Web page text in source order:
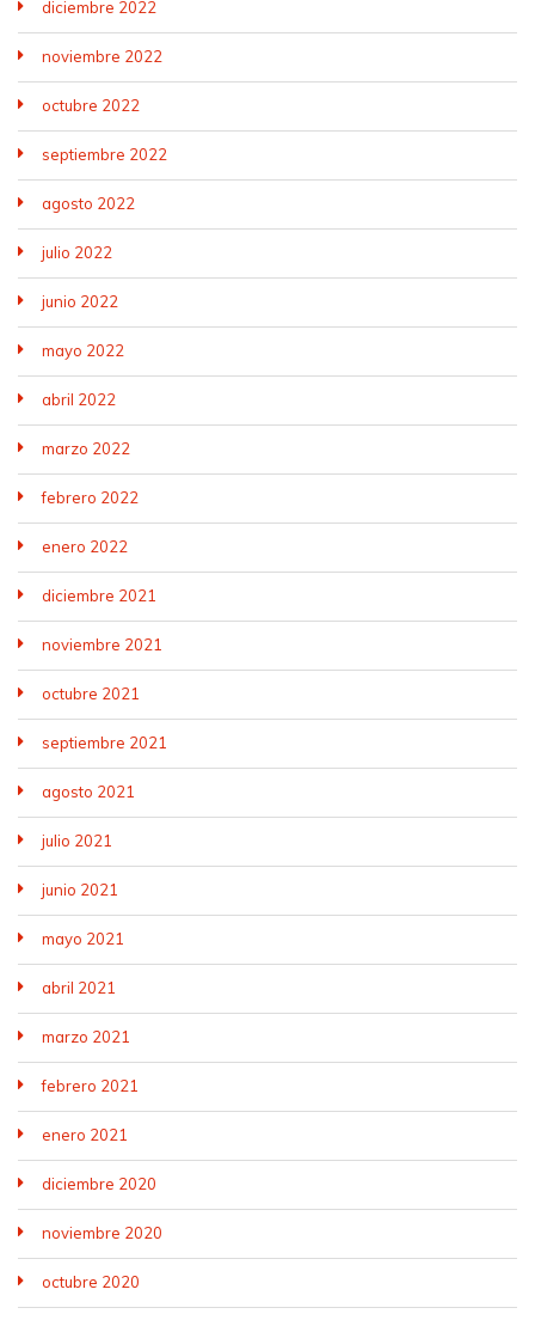
diciembre 2022
noviembre 2022
octubre 2022
septiembre 2022
agosto 2022
julio 2022
junio 2022
mayo 2022
abril 2022
marzo 2022
febrero 2022
enero 2022
diciembre 2021
noviembre 2021
octubre 2021
septiembre 2021
agosto 2021
julio 2021
junio 2021
mayo 2021
abril 2021
marzo 2021
febrero 2021
enero 2021
diciembre 2020
noviembre 2020
octubre 2020